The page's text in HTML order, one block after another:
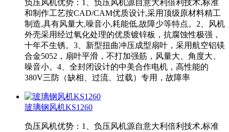
负压风机优势：1、负压风机源自意大利倍利技术,标准
和制作工艺按CAD/CAM优质设计,采用顶级原材料精工
制造,具有风量大,噪音小,耗能低,故障少等特点。2、风机
外壳采用经过氧化处理的优质镀锌板，抗腐蚀性极强，
十年不生锈。3、新型扭曲冲压成型扇叶，采用航空铝镁
合金5052，扇叶平滑，不打加强筋，风量大、角度大、
噪音小。4、全封闭设计的中美合作电机，高性能的
380V三防（缺相、过流、过载）专用，故障率
玻璃钢风机KS1260
负压风机优势：1、负压风机源自意大利倍利技术,标准